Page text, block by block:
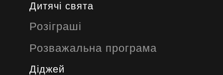
Дитячі свята
Розіграші
Розважальна програма
Діджей